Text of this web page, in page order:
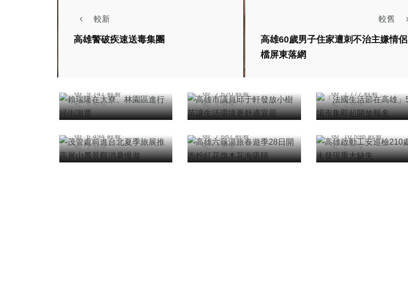
較新
高雄警破疾速送毒集團
較舊
高雄60歲男子住家遭刺不治主嫌情侶
檔屏東落網
賴瑞隆在大寮、林園
9,741 觀看
5 分享
放小樹苗讓生活環境
7,620 觀看
2 分享
雄」5月登場市集即
7,777 觀看
2 分享
消暑慢遊
陳信銘
6,494 觀看
2 分享
高雄六龜湯旅春遊季
木花海吸睛
陳信銘
7,687 觀看
2 分享
大缺失
陳信銘
10,598 觀看
2 分享
264+
社會